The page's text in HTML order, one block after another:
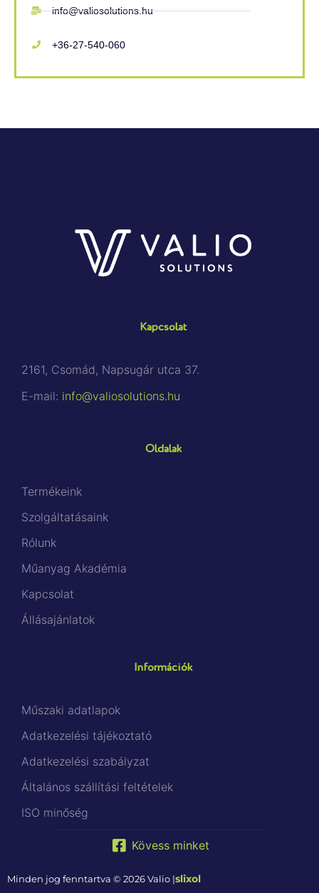
info@valiosolutions.hu
+36-27-540-060
Kapcsolat
2161, Csomád, Napsugár utca 37.
E-mail: info@valiosolutions.hu
Oldalak
Termékeink
Szolgáltatásaink
Rólunk
Műanyag Akadémia
Kapcsolat
Állásajánlatok
Információk
Műszaki adatlapok
Adatkezelési tájékoztató
Adatkezelési szabályzat
Általános szállítási feltételek
ISO minőség
Kövess minket
Minden jog fenntartva © 2026 Valio |slixol